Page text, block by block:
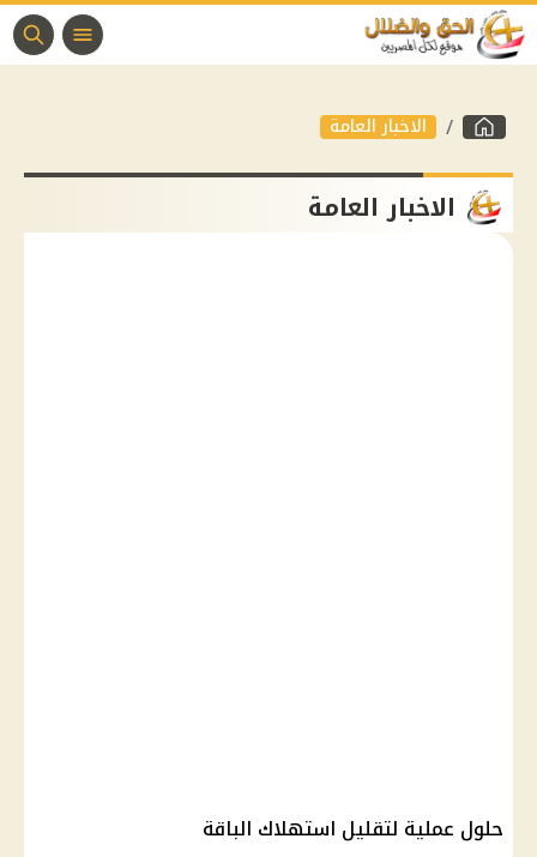
الاخبار العامة
الاخبار العامة
حلول عملية لتقليل استهلاك الباقة